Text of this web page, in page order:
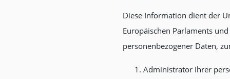
Diese Information dient der
Europäischen Parlaments
personenbezogener Daten,
Administrator Ihrer